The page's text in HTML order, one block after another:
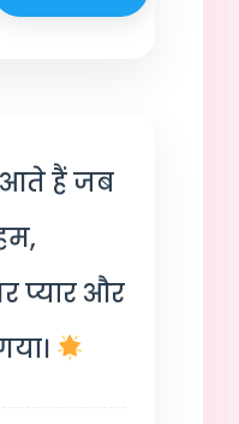
आते हैं जब
प्यार और